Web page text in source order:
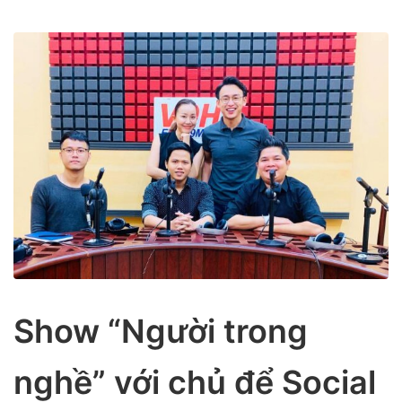
Show “Người trong
nghề” với chủ để Social